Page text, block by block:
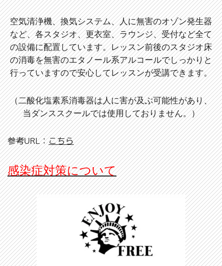
空気清浄機、換気システム、人に無害のオゾン発生器
など、各スタジオ、更衣室、ラウンジ、受付など全て
の設備に配置しています。レッスン前後のスタジオ床
の消毒を無害のエタノール系アルコールでしっかりと
行っていますので安心してレッスンが受講できます。
（二酸化塩素系消毒器は人に害が及ぶ可能性があり、
当ダンススクールでは使用しておりません。）
参考URL：こちら
感染症対策について